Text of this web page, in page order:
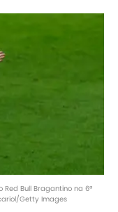
Bull Bragantino na 6ª
Getty Images